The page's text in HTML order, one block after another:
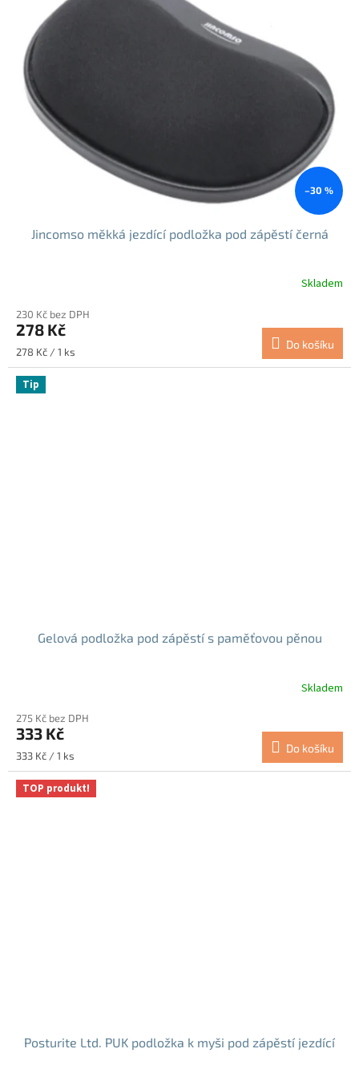
–30 %
Jincomso měkká jezdící podložka pod zápěstí černá
Skladem
230 Kč bez DPH
278 Kč
Měrná
cena:
278 Kč / 1 ks
Do košíku
Tip
Gelová podložka pod zápěstí s paměťovou pěnou
Skladem
275 Kč bez DPH
333 Kč
Měrná
cena:
333 Kč / 1 ks
Do košíku
TOP produkt!
Posturite Ltd. PUK podložka k myši pod zápěstí jezdící